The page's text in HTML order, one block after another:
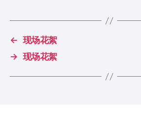
← 现场花絮
→ 现场花絮